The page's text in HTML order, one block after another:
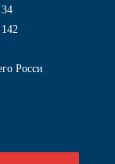
Росси